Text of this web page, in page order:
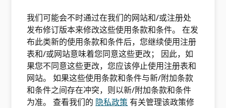
我们可能会不时通过在我们的网站和/或注册处
发布修订版本来修改这些使用条款和条件。 在发
布此类新的使用条款和条件后，您继续使用注册
表和/或网站意味着您同意这些更改； 因此，如
果您不同意这些更改，您应该停止使用注册表和
网站。 如果这些使用条款和条件与新/附加条款
和条件之间存在冲突，则以新/附加条款和条件
为准。 查看我们的 隐私政策 有关管理该政策修